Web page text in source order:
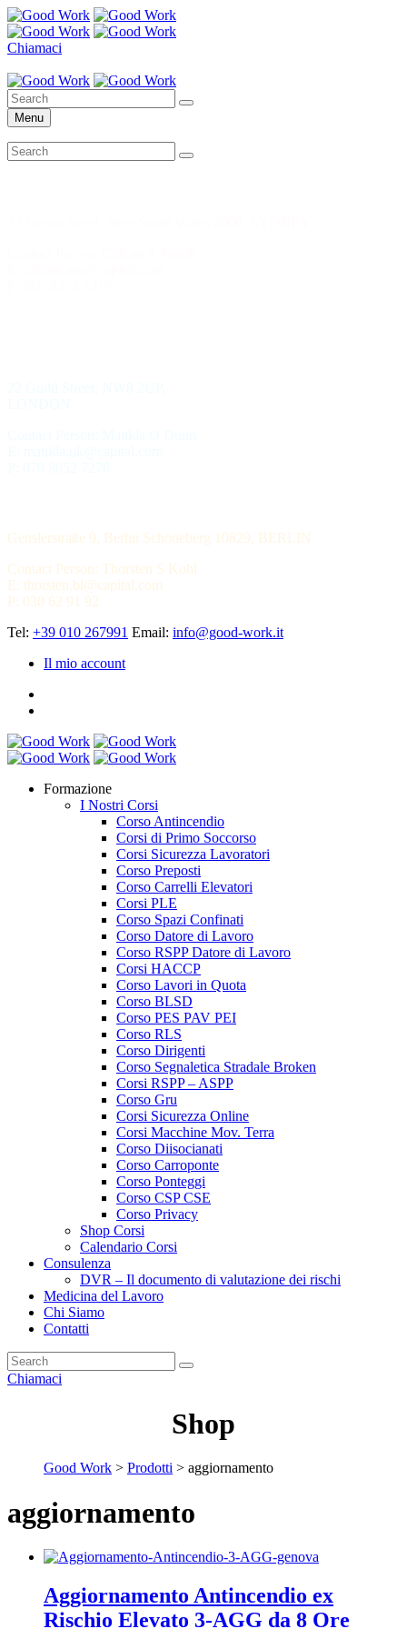
Chiamaci
Menu
Genslerstraße 9, Berlin Schöneberg 10829, BERLIN
Contact Person: Thorsten S Kohl
E: thorsten.bl@capital.com
P: 030 62 91 92
Tel: +39 010 267991 Email: info@good-work.it
Il mio account
Formazione
I Nostri Corsi
Corso Antincendio
Corsi di Primo Soccorso
Corsi Sicurezza Lavoratori
Corso Preposti
Corso Carrelli Elevatori
Corsi PLE
Corso Spazi Confinati
Corso Datore di Lavoro
Corso RSPP Datore di Lavoro
Corsi HACCP
Corso Lavori in Quota
Corso BLSD
Corso PES PAV PEI
Corso RLS
Corso Dirigenti
Corso Segnaletica Stradale Broken
Corsi RSPP – ASPP
Corso Gru
Corsi Sicurezza Online
Corsi Macchine Mov. Terra
Corso Diisocianati
Corso Carroponte
Corso Ponteggi
Corso CSP CSE
Corso Privacy
Shop Corsi
Calendario Corsi
Consulenza
DVR – Il documento di valutazione dei rischi
Medicina del Lavoro
Chi Siamo
Contatti
Chiamaci
Shop
Good Work > Prodotti > aggiornamento
aggiornamento
Aggiornamento Antincendio ex
Rischio Elevato 3-AGG da 8 Ore